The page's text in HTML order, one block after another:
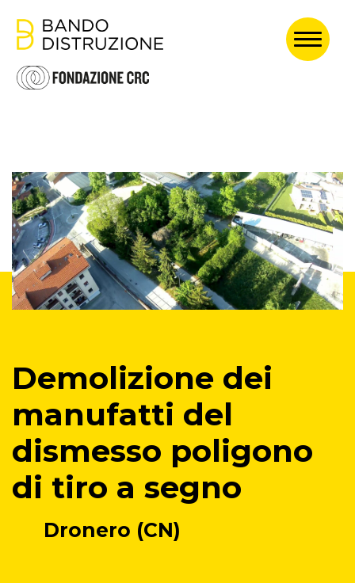
Demolizione dei
manufatti del
dismesso poligono
di tiro a segno
Dronero (CN)
EDIZIONE 2024
PASSATE EDIZIONI
Ogni atto di
creazione è,
distruzione
Pablo Picasso